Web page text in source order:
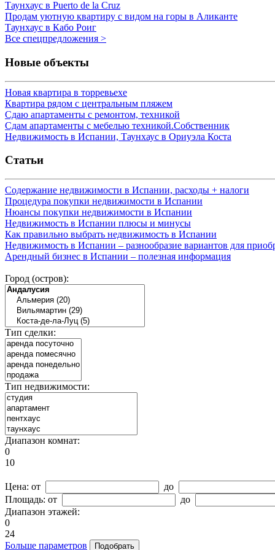
Таунхаус в Puerto de la Cruz
Продам уютную квартиру с видом на горы в Аликанте
Таунхаус в Кабо Роиг
Все спецпредложения >
Новые объекты
Новая квартира в торревьехе
Квартира рядом с центральным пляжем
Сдаю апартаменты с ремонтом, техникой
Сдам апартаменты с мебелью техникой.Собственник
Недвижимость в Испании, Таунхаус в Ориуэла Коста
Статьи
Содержание недвижимости в Испании, расходы + налоги
Процедура покупки недвижимости в Испании
Нюансы покупки недвижимости в Испании
Недвижимость в Испании плюсы и минусы
Как правильно выбрать недвижимость в Испании
Недвижимость в Испании – разнообразие вариантов для
Арендный бизнес в Испании – полезная информация
Город (остров):
Тип сделки:
Тип недвижимости:
Диапазон комнат:
0
10
Цена: от до
Площадь: от
до
Диапазон этажей:
0
24
Больше параметров